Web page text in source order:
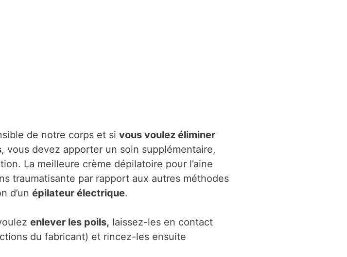
de notre corps et si vous voulez éliminer
, vous devez apporter un soin supplémentaire,
La meilleure crème dépilatoire pour l’aine
traumatisante par rapport aux autres méthodes
d’un épilateur électrique.
enlever les poils, laissez-les en contact
du fabricant) et rincez-les ensuite